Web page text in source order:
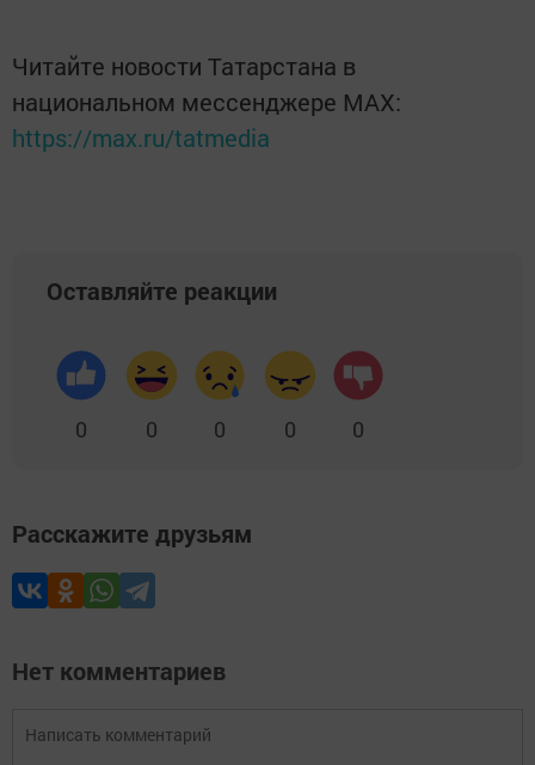
Читайте новости Татарстана в
национальном мессенджере MАХ:
https://max.ru/tatmedia
Оставляйте реакции
0 0 0 0 0
Расскажите друзьям
Нет комментариев